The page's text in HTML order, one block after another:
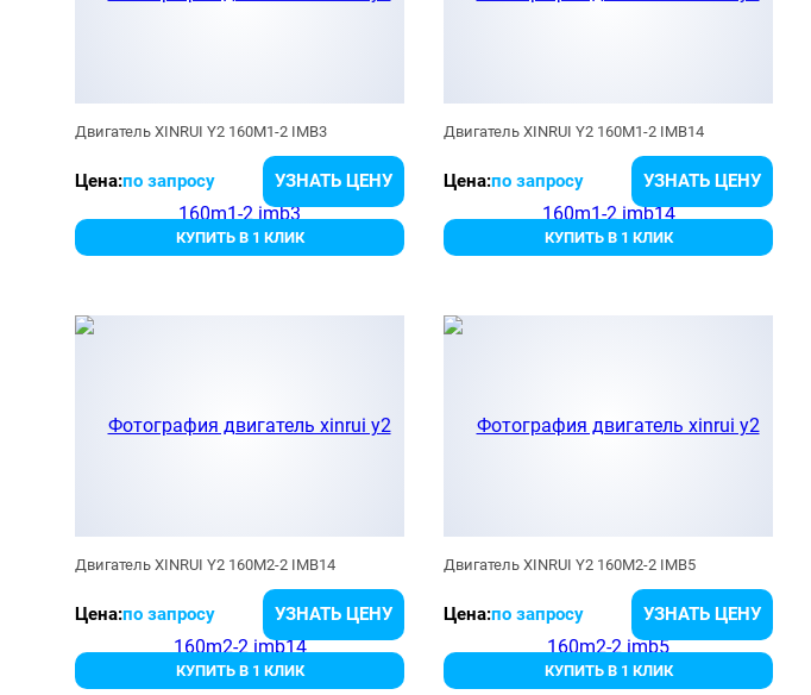
Двигатель XINRUI Y2 160M1-2 IMB3
Цена:по запросу УЗНАТЬ ЦЕНУ
КУПИТЬ В 1 КЛИК
Двигатель XINRUI Y2 160M1-2 IMB14
Цена:по запросу УЗНАТЬ ЦЕНУ
КУПИТЬ В 1 КЛИК
Двигатель XINRUI Y2 160M2-2 IMB14
Цена:по запросу УЗНАТЬ ЦЕНУ
КУПИТЬ В 1 КЛИК
Двигатель XINRUI Y2 160M2-2 IMB5
Цена:по запросу УЗНАТЬ ЦЕНУ
КУПИТЬ В 1 КЛИК